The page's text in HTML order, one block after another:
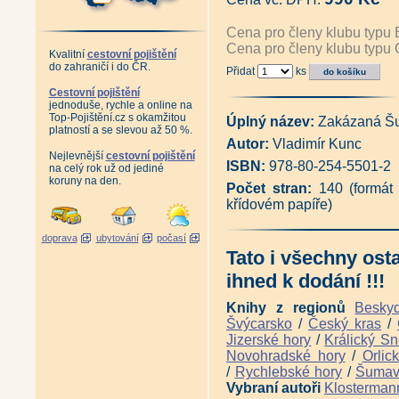
Kvalitní cestovní pojištění
do zahraničí i do ČR.
Cestovní pojištění
jednoduše, rychle a online na
Top-Pojištění.cz s okamžitou
platností a se slevou až 50 %.
Nejlevnější cestovní pojištění
na celý rok už od jediné
koruny na den.
doprava ubytování počasí
Šumava na pohlednicích
Konec staré Šumavy (Martin
Šumavské osmdesátky a
Stará Šumava -
Stará Šumava - Pláně a
Šumava na nejstarších
Šumavou Karla
Tenkrát na Šumavě -
Antikvariát - Předválečnou
Šumavou ze svobody do
Antikvariát - Šumava krásná
Šumava 1938 (Jan Lakosil)
|
Šumava Františka Malocha -
Krásy Šumavy + DVD
Šumava - Královský Hvozd,
Antikvariát - Šumava -
Album starých pohlednic -
Zmizelá Šumava 1 (Emil
Zmizelá Šumava 2 (Emil
Zmizelá Šumava 3 (Emil
Život staré Šumavy (Vlastimil
Od Ostrého k Roklanu kdysi
Šumava - Bavorský les
Malé šumavské ticho (Jan
Cena pro členy klubu typu
Cena pro členy klubu typu
Přidat ks
Úplný název: Zakázaná
Autor: Vladimír Kunc
ISBN: 978-80-254-5501-2
Počet stran: 140
křídovém papíře)
Tato i všechny
ihned k dodání !!!
Knihy z regionů
Švýcarsko / Český kras /
Jizerské hory / Králický
Novohradské hory/
/ Rychlebské hory /
Vybraní autoři